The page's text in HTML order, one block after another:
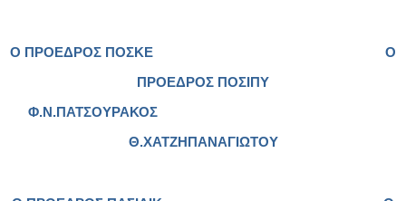
Ο ΠΡΟΕΔΡΟΣ ΠΟΣΚΕ Ο
ΠΡΟΕΔΡΟΣ ΠΟΣΙΠΥ
Φ.Ν.ΠΑΤΣΟΥΡΑΚΟΣ
Θ.ΧΑΤΖΗΠΑΝΑΓΙΩΤΟΥ